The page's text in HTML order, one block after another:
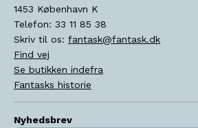
1453 København K
Telefon: 33 11 85 38
Skriv til os: fantask@fantask.dk
Find vej
Se butikken indefra
Fantasks historie
Nyhedsbrev